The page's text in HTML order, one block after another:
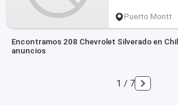
Puerto Montt
Encontramos 208 Chevrolet Silverado en
anuncios
1 / 7